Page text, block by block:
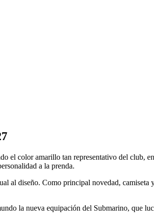
el color amarillo tan representativo del club, en
a la prenda.
al diseño. Como principal novedad, camiseta
la nueva equipación del Submarino, que